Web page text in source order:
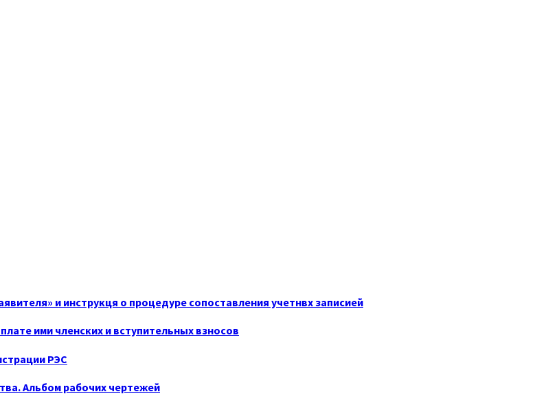
и инструкця о процедуре сопоставления учетнвх записией
ими членских и вступительных взносов
РЭС
Альбом рабочих чертежей